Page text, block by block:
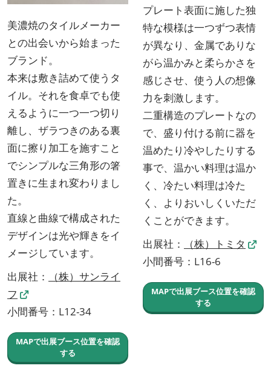
美濃焼のタイルメーカー
との出会いから始まった
ブランド。
本来は敷き詰めて使うタ
イル。それを食卓でも使
えるように一つ一つ切り
離し、ザラつきのある裏
面に擦り加工を施すこと
でシンプルな三角形の箸
置きに生まれ変わりまし
た。
直線と曲線で構成された
デザインは光や輝きをイ
メージしています。
出展社：
（株）サンライ
フ
小間番号：L12-34
MAPで出展ブース位置を確認
する
プレート表面に施した独
特な模様は一つずつ表情
が異なり、金属でありな
がら温かみと柔らかさを
感じさせ、使う人の想像
力を刺激します。
二重構造のプレートなの
で、盛り付ける前に器を
温めたり冷やしたりする
事で、温かい料理は温か
く、冷たい料理は冷た
く、よりおいしくいただ
くことができます。
出展社：
（株）トミタ
小間番号：L16-6
MAPで出展ブース位置を確認
する